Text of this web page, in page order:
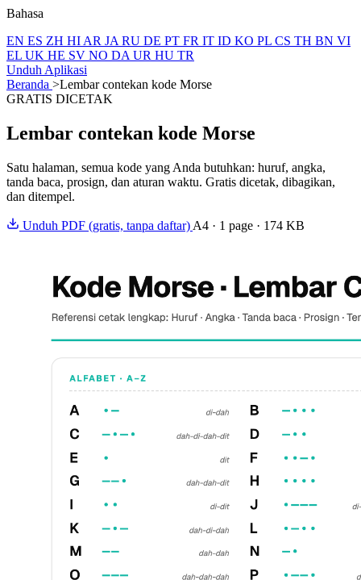
Bahasa
EN ES ZH HI AR JA RU DE PT FR IT ID KO PL CS TH BN VI
EL UK HE SV NO DA UR HU TR
Unduh Aplikasi
Beranda >Lembar contekan kode Morse
GRATIS DICETAK
Lembar contekan kode Morse
Satu halaman, semua kode yang Anda butuhkan: huruf, angka,
tanda baca, prosign, dan aturan waktu. Gratis dicetak, dibagikan,
dan ditempel.
Unduh PDF (gratis, tanpa daftar) A4 · 1 page · 174 KB